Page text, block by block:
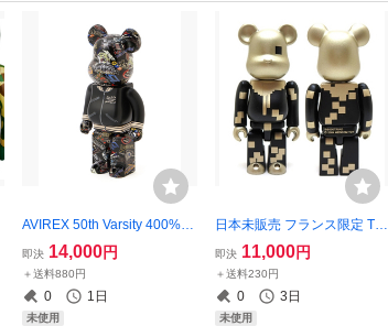
AVIREX 50th Varsity 400%ベ
アブリック/未使用ラス1
即決 14,000円
＋送料880円
0 1日
未使用
日本未販売 フランス限定 TRI
IAD 100%ベアブリック/未開
即決 11,000円
＋送料230円
0 3日
未使用